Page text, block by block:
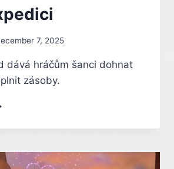
7, 2025
dává hráčům šanci dohnat
zásoby.